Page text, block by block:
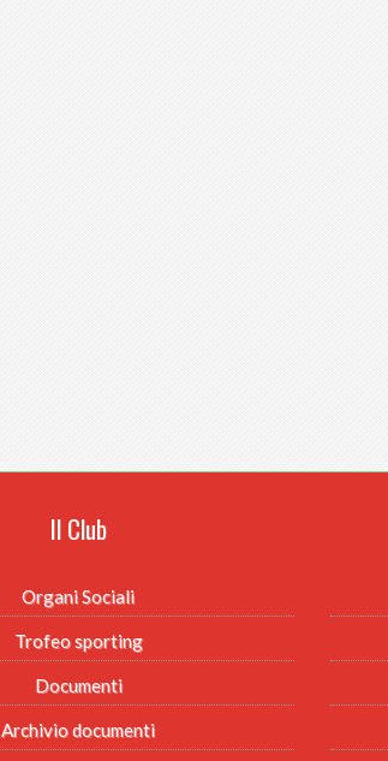
Il Club
Organi Sociali
Trofeo sporting
Documenti
Archivio documenti